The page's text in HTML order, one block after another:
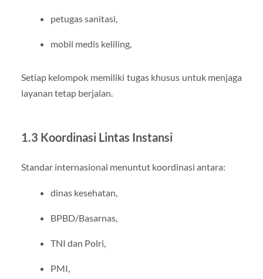
petugas sanitasi,
mobil medis keliling,
Setiap kelompok memiliki tugas khusus untuk menjaga
layanan tetap berjalan.
1.3 Koordinasi Lintas Instansi
Standar internasional menuntut koordinasi antara:
dinas kesehatan,
BPBD/Basarnas,
TNI dan Polri,
PMI,